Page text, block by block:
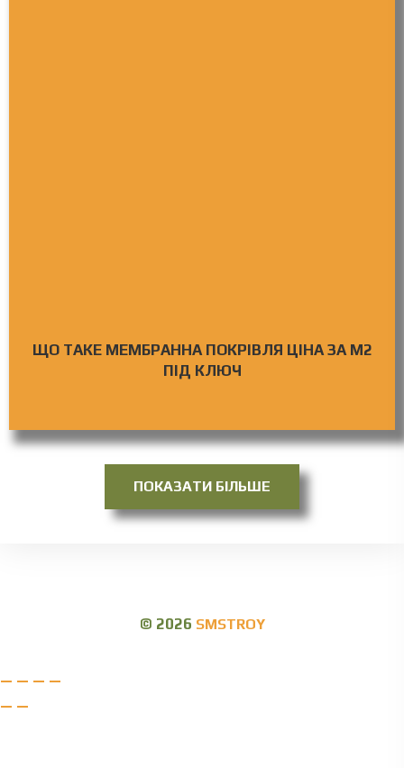
ЩО ТАКЕ МЕМБРАННА ПОКРІВЛЯ ЦІНА ЗА М2
ПІД КЛЮЧ
ПОКАЗАТИ БІЛЬШЕ
© 2026 SMSTROY